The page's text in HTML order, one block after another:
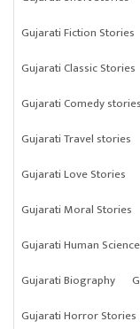
Gujarati Fiction Stories
Gujarati Classic Stories
Gujarati Comedy stories
Gujarati Travel stories
Gujarati Love Stories
Gujarati Moral Stories
Gujarati Human Science
Gujarati Biography
Gujarati Horror Stories